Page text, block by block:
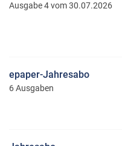
Ausgabe 4 vom 30.07.2026
epaper-Jahresabo
6 Ausgaben